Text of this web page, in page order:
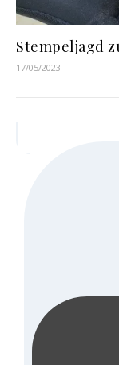
Stempeljagd
17/05/2023